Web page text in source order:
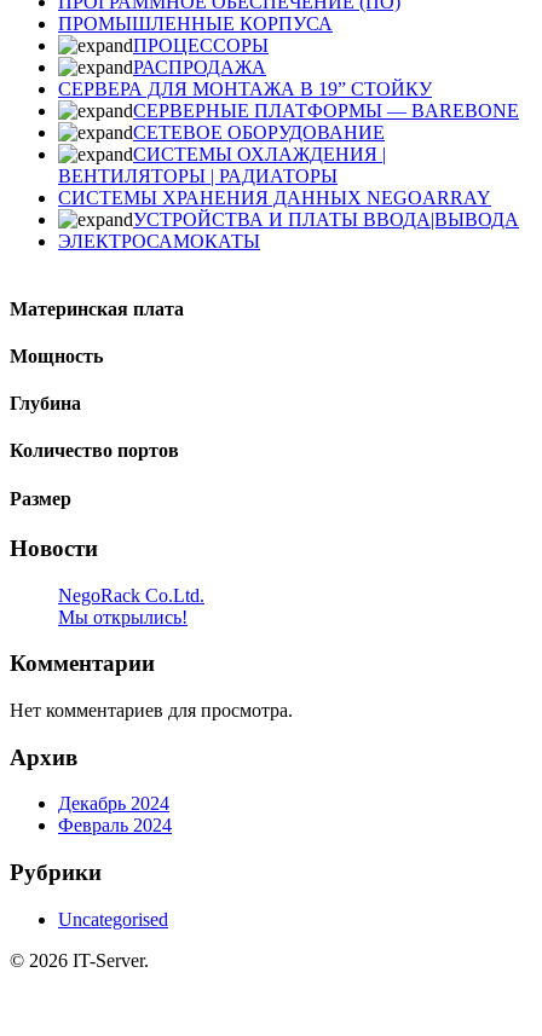
ПРОМЫШЛЕННЫЕ КОРПУСА
ПРОЦЕССОРЫ
РАСПРОДАЖА
СЕРВЕРА ДЛЯ МОНТАЖА В 19” СТОЙКУ
СЕРВЕРНЫЕ ПЛАТФОРМЫ — BAREBONE
СЕТЕВОЕ ОБОРУДОВАНИЕ
СИСТЕМЫ ОХЛАЖДЕНИЯ |
ВЕНТИЛЯТОРЫ | РАДИАТОРЫ
СИСТЕМЫ ХРАНЕНИЯ ДАННЫХ NEGOARRAY
УСТРОЙСТВА И ПЛАТЫ ВВОДА|ВЫВОДА
ЭЛЕКТРОСАМОКАТЫ
Материнская плата
Мощность
Глубина
Количество портов
Размер
Новости
NegoRack Co.Ltd.
Мы открылись!
Комментарии
Нет комментариев для просмотра.
Архив
Декабрь 2024
Февраль 2024
Рубрики
Uncategorised
© 2026 IT-Server.